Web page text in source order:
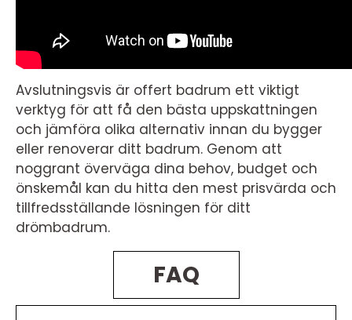
Avslutningsvis är offert badrum ett viktigt
verktyg för att få den bästa uppskattningen
och jämföra olika alternativ innan du bygger
eller renoverar ditt badrum. Genom att
noggrant överväga dina behov, budget och
önskemål kan du hitta den mest prisvärda och
tillfredsställande lösningen för ditt
drömbadrum.
FAQ